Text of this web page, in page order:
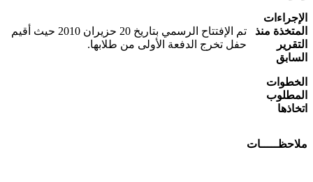
الإجراءات
المتخذة منذ
التقرير
السابق
تم الإفتتاح الرسمي بتاريخ 20 حزيران 2010 حيث أقيم
حفل تخرج الدفعة الأولى من طلابها.
الخطوات
المطلوب
اتخاذها
ملاحظـــــات